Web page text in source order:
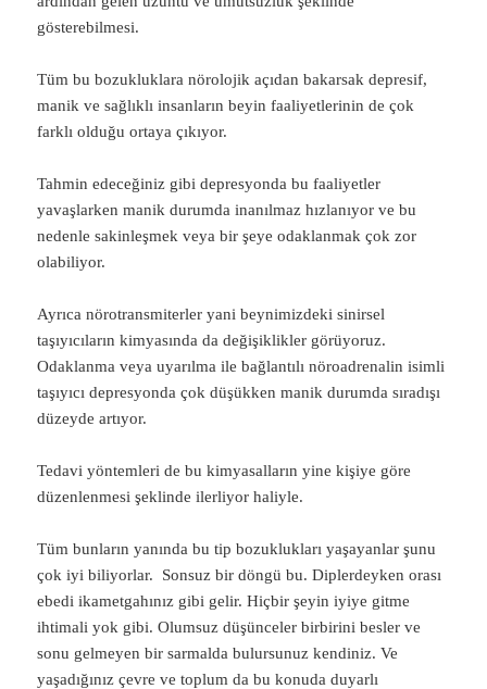
gösterebilmesi.
Tüm bu bozukluklara nörolojik açıdan bakarsak depresif,
manik ve sağlıklı insanların beyin faaliyetlerinin de çok
farklı olduğu ortaya çıkıyor.
Tahmin edeceğiniz gibi depresyonda bu faaliyetler
yavaşlarken manik durumda inanılmaz hızlanıyor ve bu
nedenle sakinleşmek veya bir şeye odaklanmak çok zor
olabiliyor.
Ayrıca nörotransmiterler yani beynimizdeki sinirsel
taşıyıcıların kimyasında da değişiklikler görüyoruz.
Odaklanma veya uyarılma ile bağlantılı nöroadrenalin isimli
taşıyıcı depresyonda çok düşükken manik durumda sıradışı
düzeyde artıyor.
Tedavi yöntemleri de bu kimyasalların yine kişiye göre
düzenlenmesi şeklinde ilerliyor haliyle.
Tüm bunların yanında bu tip bozuklukları yaşayanlar şunu
çok iyi biliyorlar. Sonsuz bir döngü bu. Diplerdeyken orası
ebedi ikametgahınız gibi gelir. Hiçbir şeyin iyiye gitme
ihtimali yok gibi. Olumsuz düşünceler birbirini besler ve
sonu gelmeyen bir sarmalda bulursunuz kendiniz. Ve
yaşadığınız çevre ve toplum da bu konuda duyarlı